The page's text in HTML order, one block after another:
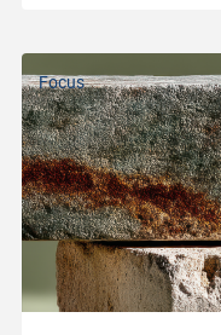
Strike-Level
Geldkurs
Briefkurs
Letzter Kurs
Distanz zum Knock-Out
Focus